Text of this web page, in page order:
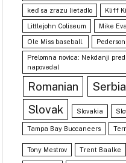
keď sa zrazu lietadlo Kliff
Littlejohn Coliseum Mike
Ole Miss baseball. Pederson
Prelomna novica: Nekdanji
napovedal
Romanian
Slovak
Slovakia
Tampa Bay Buccaneers
Tony Mestrov Trent Baalke